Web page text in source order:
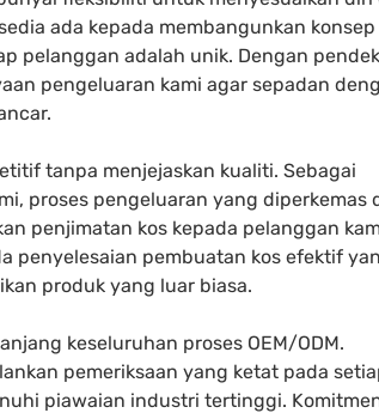
ada kepada membangunkan konsep
pelanggan adalah unik. Dengan
pengeluaran kami agar sepadan
tanpa menjejaskan kualiti. Sebagai
proses pengeluaran yang diperkemas
penjimatan kos kepada pelanggan
penyelesaian pembuatan kos efektif
produk yang luar biasa.
keseluruhan proses OEM/ODM.
pemeriksaan yang ketat pada
piawaian industri tertinggi.